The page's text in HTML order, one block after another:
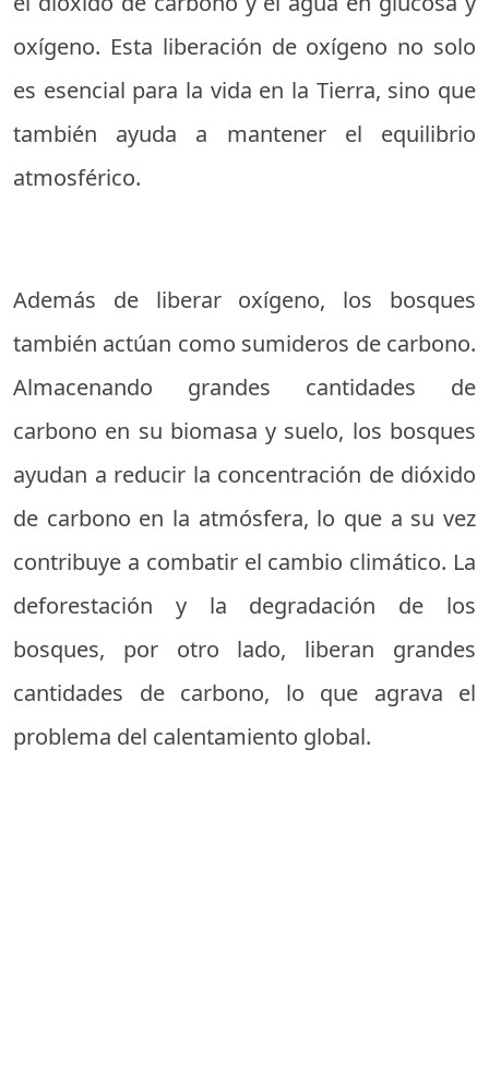
oxígeno. Esta liberación de oxígeno no solo
es esencial para la vida en la Tierra, sino que
también ayuda a mantener el equilibrio
atmosférico.
Además de liberar oxígeno, los bosques
también actúan como sumideros de carbono.
Almacenando grandes cantidades de
carbono en su biomasa y suelo, los bosques
ayudan a reducir la concentración de dióxido
de carbono en la atmósfera, lo que a su vez
contribuye a combatir el cambio climático. La
deforestación y la degradación de los
bosques, por otro lado, liberan grandes
cantidades de carbono, lo que agrava el
problema del calentamiento global.